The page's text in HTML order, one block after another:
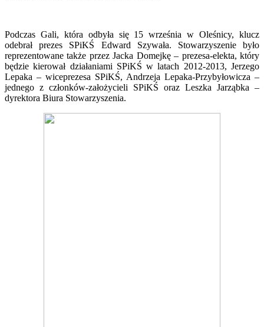
Podczas Gali, która odbyła się 15 września w Oleśnicy, klucz
odebrał prezes SPiKŚ Edward Szywała. Stowarzyszenie było
reprezentowane także przez Jacka Domejkę – prezesa-elekta, który
będzie kierował działaniami SPiKŚ w latach 2012-2013, Jerzego
Lepaka – wiceprezesa SPiKŚ, Andrzeja Lepaka-Przybyłowicza –
jednego z członków-założycieli SPiKŚ oraz Leszka Jarząbka –
dyrektora Biura Stowarzyszenia.